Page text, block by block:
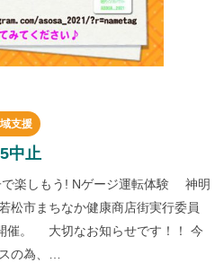
支援
中止
で楽しもう! Nゲージ運転体験 神明
松市まちなか健康商店街実行委員
催。 大切なお知らせです！！ 今
の為、…